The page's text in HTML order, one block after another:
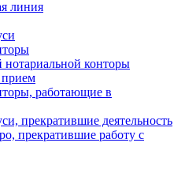
линия
конторы
прием
работающие в
прекратившие деятельность
прекратившие работу с